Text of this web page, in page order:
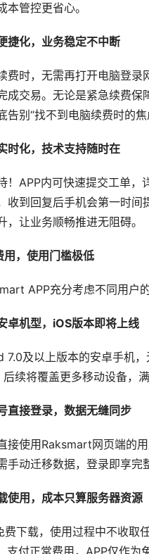
本管控更省心。
捷化，业务稳定不中断
费时，无需再打开电脑登
成交易。无论是紧急续费
别“找不到电脑续费时的焦
时化，技术支持随时在
！APP内可快速提交工单
收到回复后手机会第一时间
，让业务顺畅推进无阻碍。
，使用门槛极低
APP充分考虑不同用户
卓机型，iOS版本即将上线
7.0及以上版本的安卓手机
续将覆盖更多移动设备，
直接登录，数据无缝同步
接使用Raksmart网页端的
手动迁移数据，登录即享完
使用，成本只算服务器资源
下载，使用过程中不收取